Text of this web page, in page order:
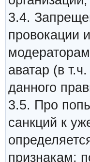
3.4.
провокации
аватар (в
данного
3.5. Про
санкций к
признакам: